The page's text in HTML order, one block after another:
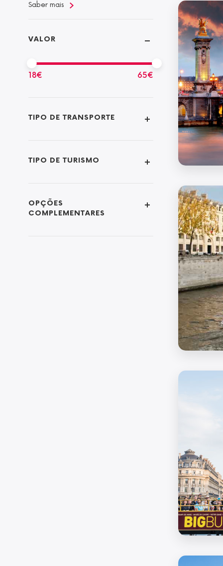
Saber mais
VALOR
18€ 65€
TIPO DE TRANSPORTE
TIPO DE TURISMO
OPÇÕES
COMPLEMENTARES